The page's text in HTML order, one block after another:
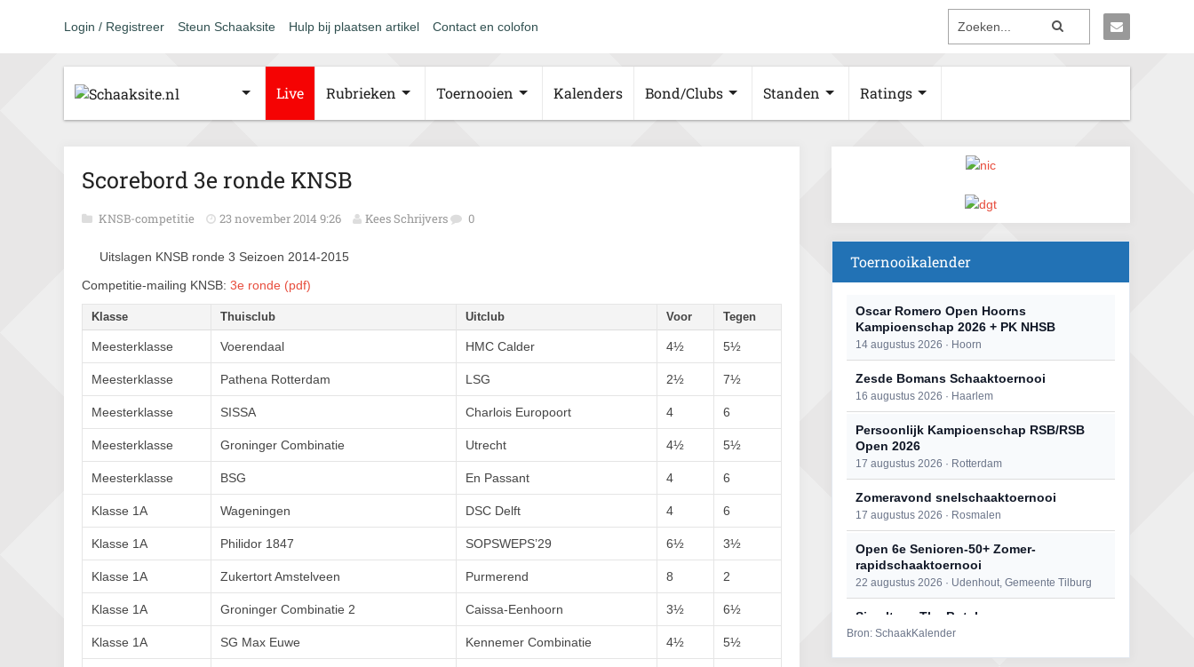
Login / Registreer Steun Schaaksite Hulp bij plaatsen artikel Contact en colofon
Live Rubrieken Toernooien Kalenders Bond/Clubs Standen Ratings
Scorebord 3e ronde KNSB
KNSB-competitie 23 november 2014 9:26 Kees Schrijvers 0
Uitslagen KNSB ronde 3 Seizoen 2014-2015
Competitie-mailing KNSB: 3e ronde (pdf)
Klasse Thuisclub Uitclub Voor Tegen
Meesterklasse Voerendaal HMC Calder 4½ 5½
Meesterklasse Pathena Rotterdam LSG 2½ 7½
Meesterklasse SISSA Charlois Europoort 4 6
Meesterklasse Groninger Combinatie Utrecht 4½ 5½
Meesterklasse BSG En Passant 4 6
Klasse 1A Wageningen DSC Delft 4 6
Klasse 1A Philidor 1847 SOPSWEPS’29 6½ 3½
Klasse 1A Zukertort Amstelveen Purmerend 8 2
Klasse 1A Groninger Combinatie 2 Caissa-Eenhoorn 3½ 6½
Klasse 1A SG Max Euwe Kennemer Combinatie 4½ 5½
Toernooikalender
Oscar Romero Open Hoorns
Kampioenschap 2026 + PK NHSB
14 augustus 2026 · Hoorn
Zesde Bomans Schaaktoernooi
16 augustus 2026 · Haarlem
Persoonlijk Kampioenschap RSB/RSB
Open 2026
17 augustus 2026 · Rotterdam
Zomeravond snelschaaktoernooi
17 augustus 2026 · Rosmalen
Open 6e Senioren-50+ Zomer-
rapidschaaktoernooi
22 augustus 2026 · Udenhout, Gemeente Tilburg
Simultaan The Butcher
22 augustus 2026 · Utrecht
Bron: SchaakKalender